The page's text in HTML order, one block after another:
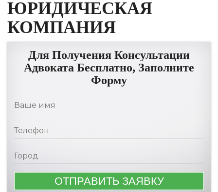
ЮРИДИЧЕСКАЯ
КОМПАНИЯ
Для Получения Консультации
Адвоката Бесплатно, Заполните
Форму